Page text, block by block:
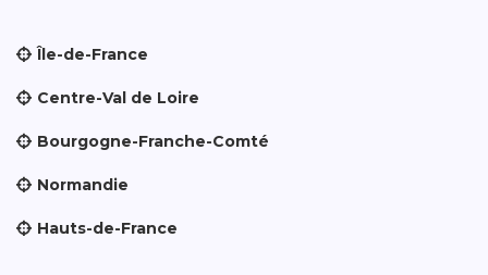
Île-de-France
Centre-Val de Loire
Bourgogne-Franche-Comté
Normandie
Hauts-de-France